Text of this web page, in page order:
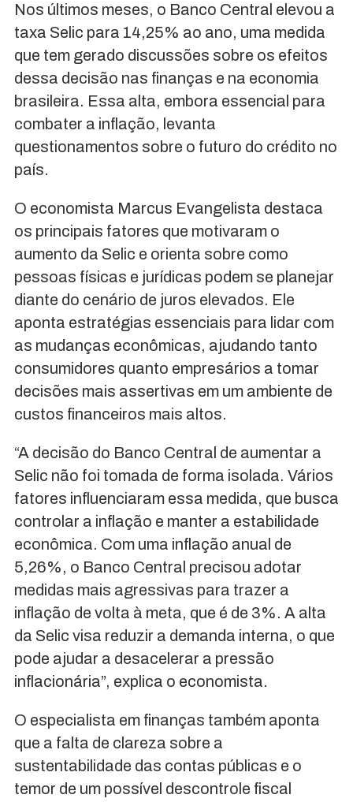
Nos últimos meses, o Banco Central elevou a
taxa Selic para 14,25% ao ano, uma medida
que tem gerado discussões sobre os efeitos
dessa decisão nas finanças e na economia
brasileira. Essa alta, embora essencial para
combater a inflação, levanta
questionamentos sobre o futuro do crédito no
país.
O economista Marcus Evangelista destaca
os principais fatores que motivaram o
aumento da Selic e orienta sobre como
pessoas físicas e jurídicas podem se planejar
diante do cenário de juros elevados. Ele
aponta estratégias essenciais para lidar com
as mudanças econômicas, ajudando tanto
consumidores quanto empresários a tomar
decisões mais assertivas em um ambiente de
custos financeiros mais altos.
“A decisão do Banco Central de aumentar a
Selic não foi tomada de forma isolada. Vários
fatores influenciaram essa medida, que busca
controlar a inflação e manter a estabilidade
econômica. Com uma inflação anual de
5,26%, o Banco Central precisou adotar
medidas mais agressivas para trazer a
inflação de volta à meta, que é de 3%. A alta
da Selic visa reduzir a demanda interna, o que
pode ajudar a desacelerar a pressão
inflacionária”, explica o economista.
O especialista em finanças também aponta
que a falta de clareza sobre a
sustentabilidade das contas públicas e o
temor de um possível descontrole fiscal